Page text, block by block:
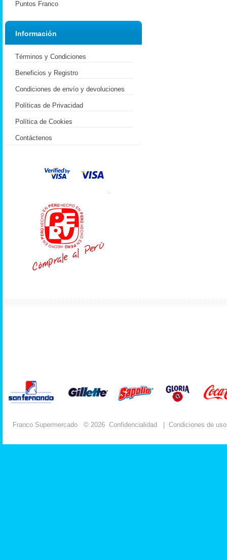
Puntos Franco
Información
Términos y Condiciones
Beneficios y Registro
Condiciones de envío y devoluciones
Políticas de Privacidad
Política de Cookies
Contáctenos
.
Franco Supermercado © 2026 Confidencialidad Condiciones de uso